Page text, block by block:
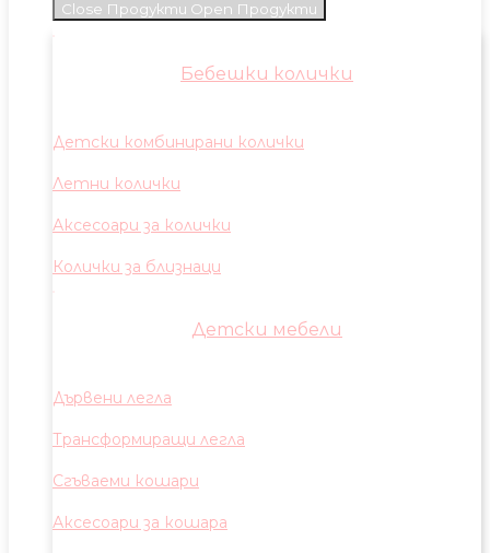
Close Продукти Open Продукти
Бебешки колички
Детски комбинирани колички
Летни колички
Аксесоари за колички
Колички за близнаци
Детски мебели
Дървени легла
Трансформиращи легла
Сгъваеми кошари
Аксесоари за кошара